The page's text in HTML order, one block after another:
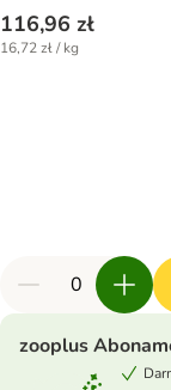
116,96 zł
16,72 zł / kg
zooplus